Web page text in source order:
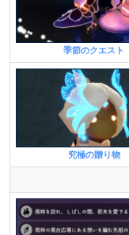
季節のクエスト
究極の贈り物